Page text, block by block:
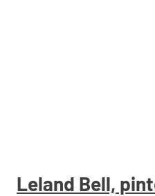
Leland Bell,